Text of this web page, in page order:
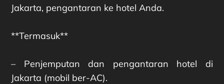
Jakarta, pengantaran ke hotel Anda.
**Termasuk**
– Penjemputan dan pengantaran hotel di
Jakarta (mobil ber-AC).